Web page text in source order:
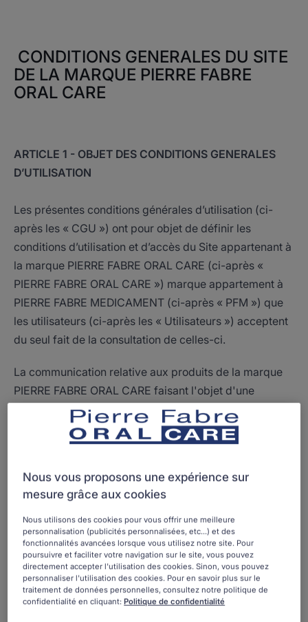
CONDITIONS GENERALES DU SITE
DE LA MARQUE PIERRE FABRE
ORAL CARE
ARTICLE 1 - OBJET DES CONDITIONS GENERALES
D’UTILISATION
Les présentes conditions générales d’utilisation (ci-
après les « CGU ») ont pour objet de définir les
conditions d’utilisation et d’accès du Site appartenant à
la marque PIERRE FABRE ORAL CARE (ci-après «
PIERRE FABRE ORAL CARE ») marque appartement à
PIERRE FABRE MEDICAMENT (ci-après « PFM ») que
les utilisateurs (ci-après les « Utilisateurs ») acceptent
du seul fait de la consultation de celles-ci.
La communication relative aux produits de la marque
PIERRE FABRE ORAL CARE faisant l'objet d'une
réglementation spécifique, le Site est séparé en 2
parties distinctes et identifiées de manière claire et
lisible pour l’Utilisateur : les gammes de produits de
matière de Médicament et les gammes de produits de
santé hors AMM.
Si les Utilisateurs ne les acceptent pas, PIERRE FABRE
ORAL CARE leur demande de quitter le Site.
Les CGU sont soumises au droit français et peuvent
Nous vous proposons une expérience sur
mesure grâce aux cookies
Nous utilisons des cookies pour vous offrir une meilleure
personnalisation (publicités personnalisées, etc...) et des
fonctionnalités avancées lorsque vous utilisez notre site. Pour
poursuivre et faciliter votre navigation sur le site, vous pouvez
directement accepter l'utilisation des cookies. Sinon, vous pouvez
personnaliser l'utilisation des cookies. Pour en savoir plus sur le
traitement de données personnelles, consultez notre politique de
confidentialité en cliquant:Politique de confidentialité